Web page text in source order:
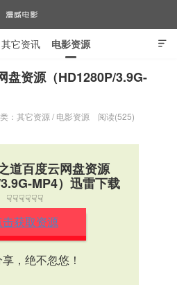
威电影

其它资讯 电影资源
盘资源（HD1280P/3.9G-
： 其它资源 / 电影资源 阅读(525)
道百度云网盘资源
3.9G-MP4）迅雷下载
☟☟☟☟☟☟
击获取资源
，绝不忽悠！